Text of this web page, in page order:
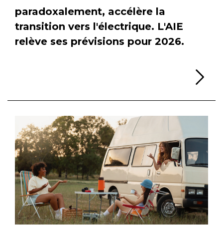
paradoxalement, accélère la
transition vers l'électrique. L'AIE
relève ses prévisions pour 2026.